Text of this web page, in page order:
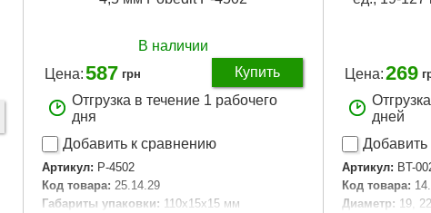
В наличии
Цена:587 грн
Купить
Отгрузка в течение 1 рабочего
дня
Добавить к сравнению
Артикул: P-4502
Код товара: 25.14.29
Габариты упаковки: 110x15x15 мм
Цена:269
дней
Артикул: BT-
Код товара:
Диаметр: 19,